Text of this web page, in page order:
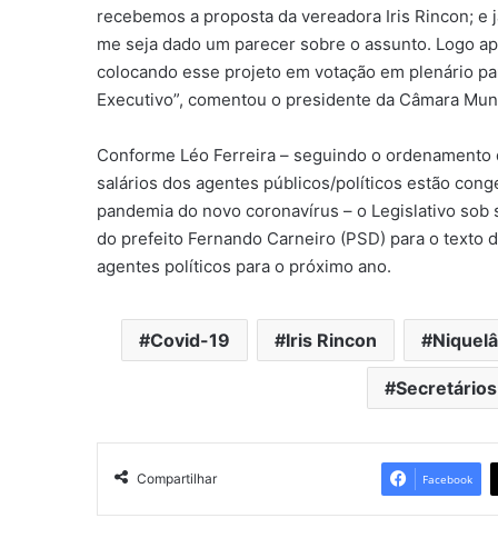
recebemos a proposta da vereadora Iris Rincon;
me seja dado um parecer sobre o assunto. Logo
colocando esse projeto em votação em plenário
Executivo”, comentou o presidente da Câmara
Conforme Léo Ferreira – seguindo o
salários dos agentes públicos/políticos estão
pandemia do novo coronavírus – o Legislativo
do prefeito Fernando Carneiro (PSD) para o
agentes políticos para o próximo ano.
Covid-19 Iris Rincon
Secretários
Compartilhar Facebook